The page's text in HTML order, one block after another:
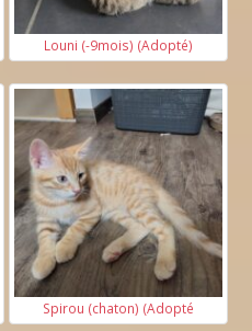
Louni (-9mois) (Adopté)
Spirou (chaton) (Adopté